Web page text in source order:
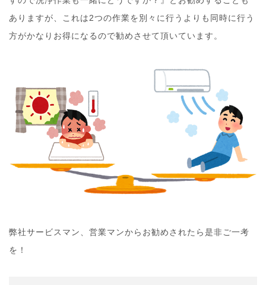
ありますが、これは2つの作業を別々に行うよりも同時に行う
方がかなりお得になるので勧めさせて頂いています。
弊社サービスマン、営業マンからお勧めされたら是非ご一考
を！